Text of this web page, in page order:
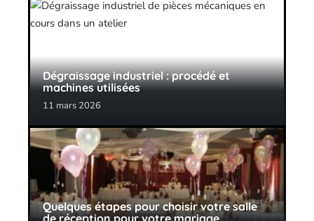
Dégraissage industriel : procédé et
machines utilisées
11 mars 2026
Quelques étapes pour choisir votre salle
de réception pour votre mariage